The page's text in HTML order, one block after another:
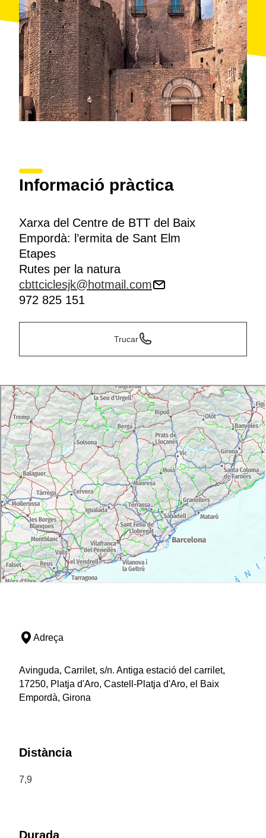
Informació pràctica
Xarxa del Centre de BTT del Baix
Empordà: l’ermita de Sant Elm
Etapes
Rutes per la natura
cbttciclesjk@hotmail.com
972 825 151
Trucar
Adreça
Avinguda, Carrilet, s/n. Antiga estació del carrilet,
17250, Platja d'Aro, Castell-Platja d'Aro, el Baix
Empordà, Girona
Distància
7,9
Durada